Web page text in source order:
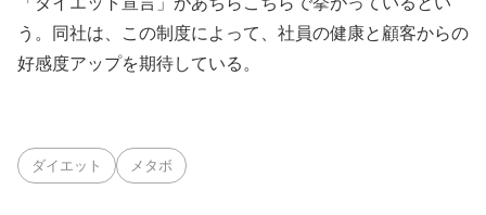
う。同社は、この制度によって、社員の健康と顧客からの
好感度アップを期待している。
ダイエット メタボ